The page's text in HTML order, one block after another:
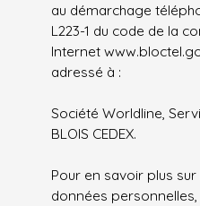
au démarchage
L223-1 du code de la
Internet
adressé à :
Société Worldline,
BLOIS CEDEX.
Pour en savoir plus
données